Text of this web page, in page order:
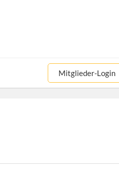
Mitglieder-Login